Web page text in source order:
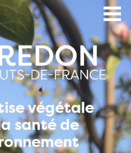
végétale
santé de